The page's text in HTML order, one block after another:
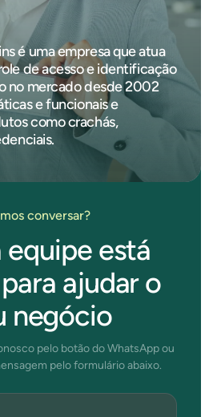
é uma empresa que atua
de acesso e identificação
no mercado desde 2002
e funcionais e
como crachás,
conversar?
equipe está
ajudar o
negócio
pelo botão do WhatsApp ou
pelo formulário abaixo.